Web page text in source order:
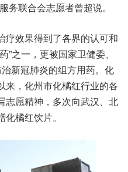
务联合会志愿者曾超说。
疗效果得到了各界的认可和
”之一，更被国家卫健委、
新冠肺炎的组方用药。化
来，化州市化橘红行业的各
志愿精神，多次向武汉、北
橘红饮片。